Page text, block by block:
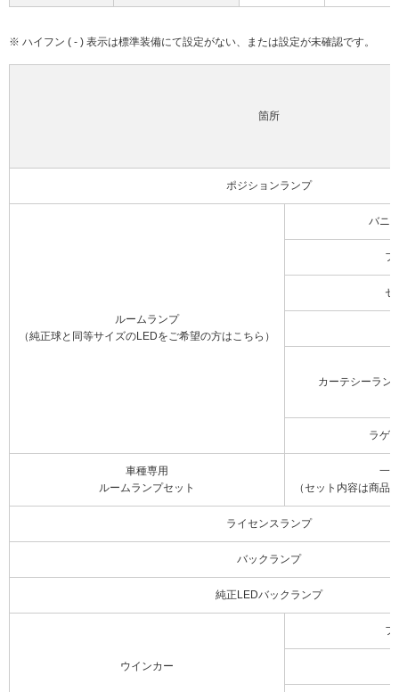
※ ハイフン ( - ) 表示は標準装備にて設定がない、または設定が未確認です。
箇所
ポジションランプ
ルームランプ
（純正球と同等サイズのLEDをご希望の方はこちら）
バニ
フ
セ
カーテシーラン
ラゲ
車種専用
ルームランプセット
一
（セット内容は商品
ライセンスランプ
バックランプ
純正LEDバックランプ
ウインカー
フ